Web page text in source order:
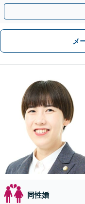
ェーズに応じたアドバイス
メ
同性婚